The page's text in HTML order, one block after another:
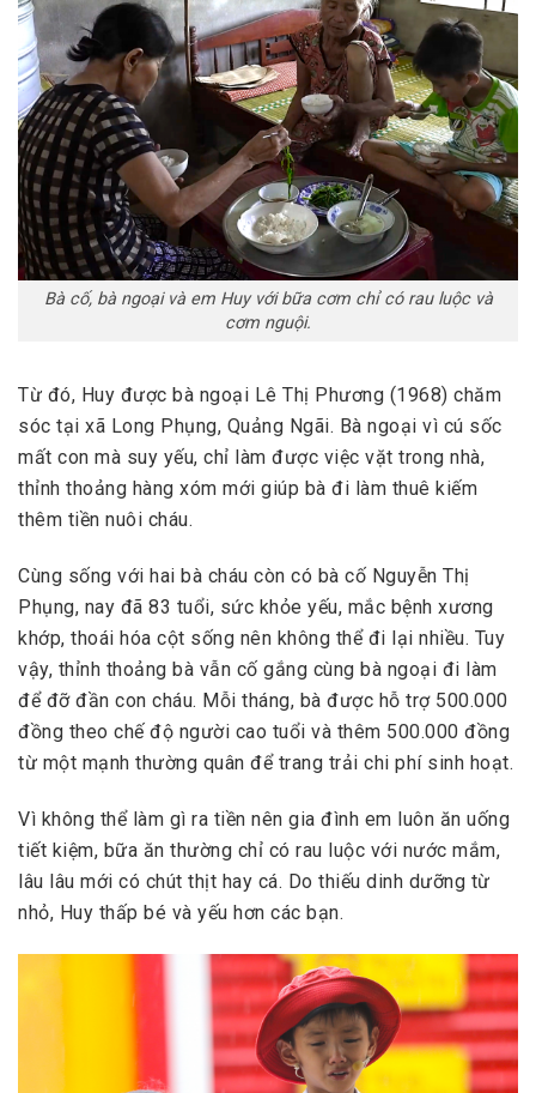
Bà cố, bà ngoại và em Huy với bữa cơm chỉ có rau luộc và
cơm nguội.
Từ đó, Huy được bà ngoại Lê Thị Phương (1968) chăm
sóc tại xã Long Phụng, Quảng Ngãi. Bà ngoại vì cú sốc
mất con mà suy yếu, chỉ làm được việc vặt trong nhà,
thỉnh thoảng hàng xóm mới giúp bà đi làm thuê kiếm
thêm tiền nuôi cháu.
Cùng sống với hai bà cháu còn có bà cố Nguyễn Thị
Phụng, nay đã 83 tuổi, sức khỏe yếu, mắc bệnh xương
khớp, thoái hóa cột sống nên không thể đi lại nhiều. Tuy
vậy, thỉnh thoảng bà vẫn cố gắng cùng bà ngoại đi làm
để đỡ đần con cháu. Mỗi tháng, bà được hỗ trợ 500.000
đồng theo chế độ người cao tuổi và thêm 500.000 đồng
từ một mạnh thường quân để trang trải chi phí sinh hoạt.
Vì không thể làm gì ra tiền nên gia đình em luôn ăn uống
tiết kiệm, bữa ăn thường chỉ có rau luộc với nước mắm,
lâu lâu mới có chút thịt hay cá. Do thiếu dinh dưỡng từ
nhỏ, Huy thấp bé và yếu hơn các bạn.